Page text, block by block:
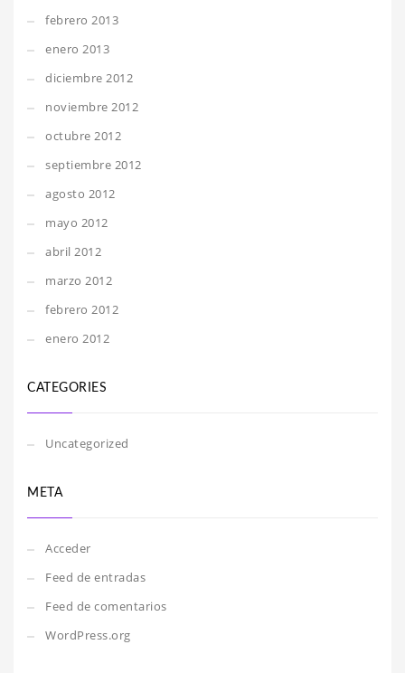
febrero 2013
enero 2013
diciembre 2012
noviembre 2012
octubre 2012
septiembre 2012
agosto 2012
mayo 2012
abril 2012
marzo 2012
febrero 2012
enero 2012
CATEGORIES
Uncategorized
META
Acceder
Feed de entradas
Feed de comentarios
WordPress.org